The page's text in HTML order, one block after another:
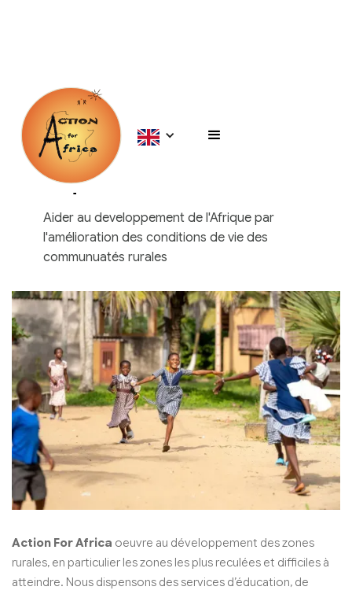
Ce que nous faisons
Aider au developpement de l'Afrique par
l'amélioration des conditions de vie des
communuatés rurales
Action For Africa oeuvre au développement des zones
rurales, en particulier les zones les plus reculées et difficiles à
atteindre. Nous dispensons des services d’éducation, de